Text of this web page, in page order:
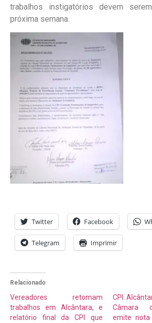
trabalhos instigatórios devem
próxima semana.
Twitter Facebook
Telegram Imprimir
Relacionado
Vereadores retomam
trabalhos em Alcântara, e
relatório final da CPI que
CPI
Câmara
emite